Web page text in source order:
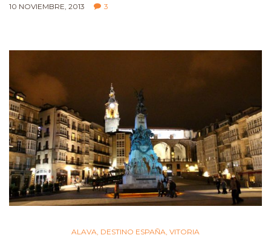
10 NOVIEMBRE, 2013 3
ALAVA DESTINO ESPAÑA VITORIA